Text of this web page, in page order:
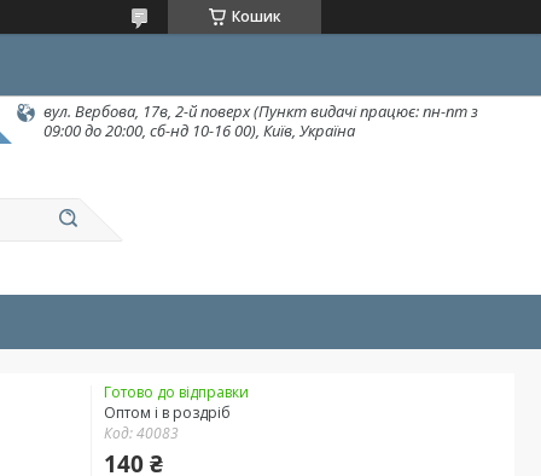
Кошик
вул. Вербова, 17в, 2-й поверх (Пункт видачі працює: пн-пт з
09:00 до 20:00, сб-нд 10-16 00), Київ, Україна
Готово до відправки
Оптом і в роздріб
Код:40083
140 ₴